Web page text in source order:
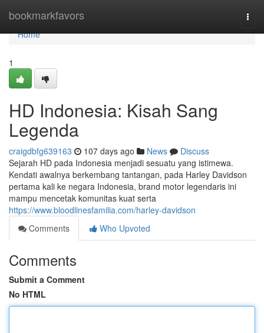
bookmarkfavors
Home
Home
1
HD Indonesia: Kisah Sang
Legenda
craigdbfg639163 107 days ago News
Discuss
Sejarah HD pada Indonesia menjadi sesuatu yang istimewa.
Kendati awalnya berkembang tantangan, pada Harley Davidson
pertama kali ke negara Indonesia, brand motor legendaris ini
mampu mencetak komunitas kuat serta
https://www.bloodlinesfamilia.com/harley-davidson
Comments
Who Upvoted
Comments
Submit a Comment
No HTML